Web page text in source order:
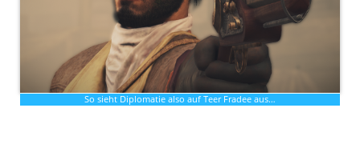
So sieht Diplomatie also auf Teer Fradee aus…